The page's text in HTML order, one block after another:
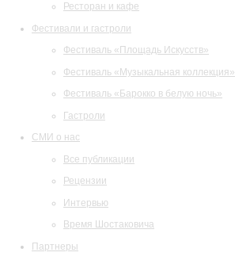
Ресторан и кафе
Фестивали и гастроли
Фестиваль «Площадь Искусств»
Фестиваль «Музыкальная коллекция»
Фестиваль «Барокко в белую ночь»
Гастроли
СМИ о нас
Все публикации
Рецензии
Интервью
Время Шостаковича
Партнеры